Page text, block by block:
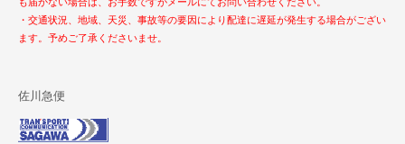
・交通状況、地域、天災、事故等の要因により配達に遅延が発生する場合がござい
ます。予めご了承くださいませ。
佐川急便